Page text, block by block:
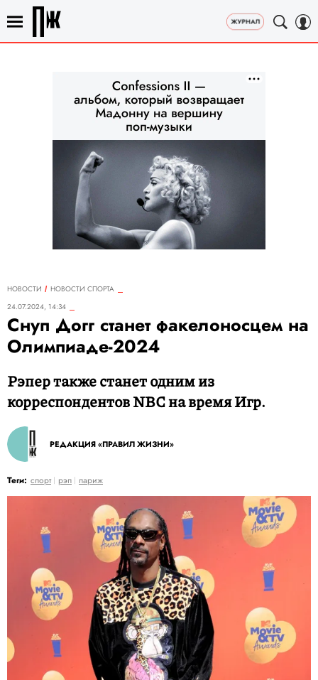
НОВОСТИ
НОВОСТИ СПОРТА
24.07.2024, 14:34
Снуп Догг станет факелоносцем на
Олимпиаде-2024
Рэпер также станет одним из
корреспондентов NBC на время Игр.
РЕДАКЦИЯ «ПРАВИЛ ЖИЗНИ»
Теги: спорт рэп париж